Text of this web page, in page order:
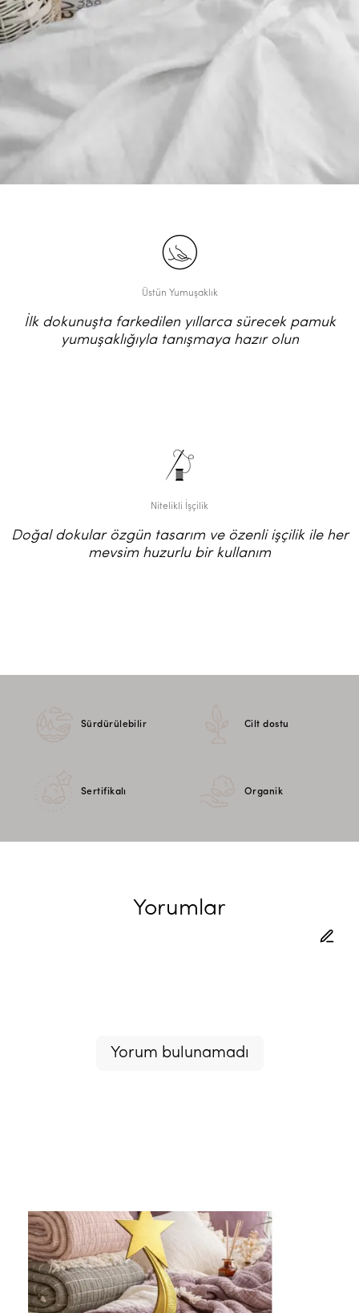
Üstün Yumuşaklık
İlk dokunuşta farkedilen yıllarca sürecek pamuk
yumuşaklığıyla tanışmaya hazır olun
Nitelikli İşçilik
Doğal dokular özgün tasarım ve özenli işçilik ile her
mevsim huzurlu bir kullanım
Sürdürülebilir Cilt dostu
Sertifikalı Organik
Yorumlar
Yorum bulunamadı